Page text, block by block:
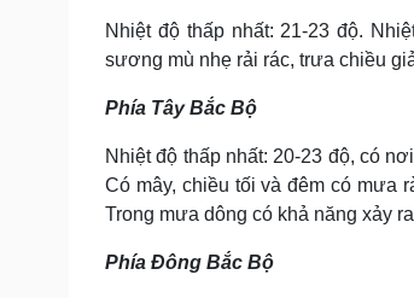
Nhiệt độ thấp nhất: 21-23 độ.
sương mù nhẹ rải rác, trưa chiều
Phía Tây Bắc Bộ
Nhiệt độ thấp nhất: 20-23 độ, có
Có mây, chiều tối và đêm có mưa
Trong mưa dông có khả năng xảy
Phía Đông Bắc Bộ